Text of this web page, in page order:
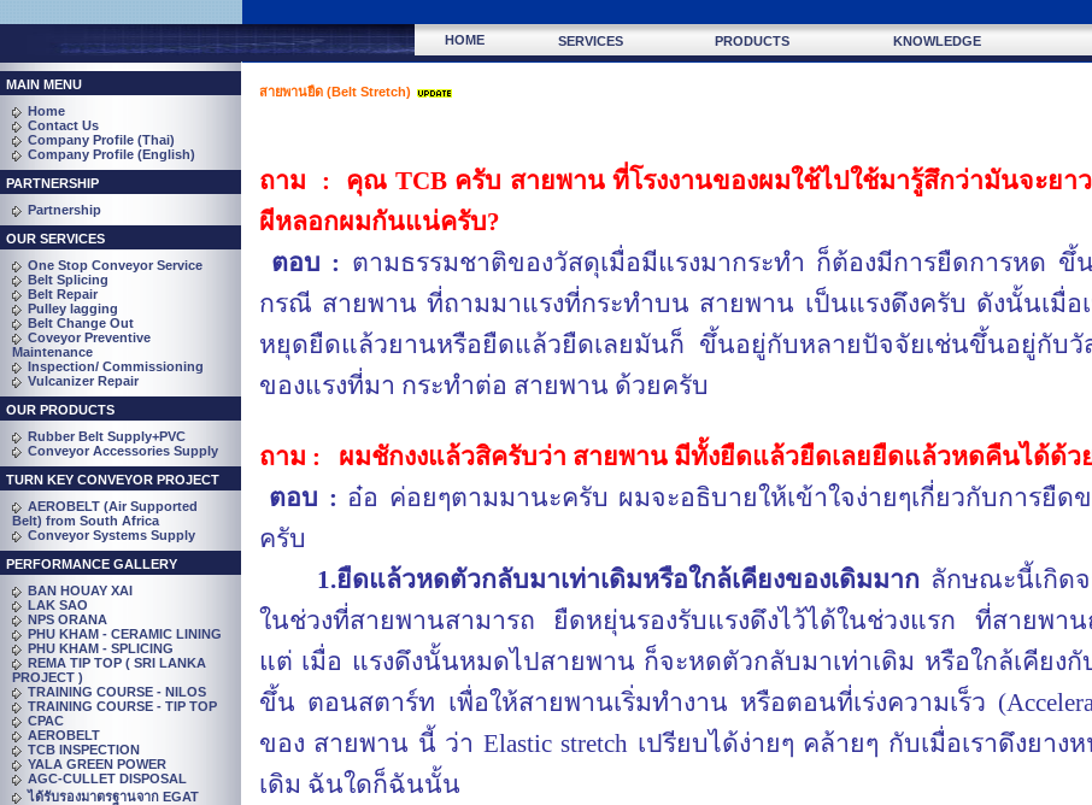
HOME SERVICES PRODUCTS KNOWLEDGE
MAIN MENU
Home
Contact Us
Company Profile (Thai)
Company Profile (English)
PARTNERSHIP
Partnership
OUR SERVICES
One Stop Conveyor Service
Belt Splicing
Belt Repair
Pulley lagging
Belt Change Out
Coveyor Preventive
Maintenance
Inspection/ Commissioning
Vulcanizer Repair
OUR PRODUCTS
Rubber Belt Supply+PVC
Conveyor Accessories Supply
TURN KEY CONVEYOR PROJECT
AEROBELT (Air Supported
Belt) from South Africa
Conveyor Systems Supply
PERFORMANCE GALLERY
BAN HOUAY XAI
LAK SAO
NPS ORANA
PHU KHAM - CERAMIC LINING
PHU KHAM - SPLICING
REMA TIP TOP ( SRI LANKA
PROJECT )
TRAINING COURSE - NILOS
TRAINING COURSE - TIP TOP
CPAC
AEROBELT
TCB INSPECTION
YALA GREEN POWER
AGC-CULLET DISPOSAL
ได้รับรองมาตรฐานจาก EGAT
สายพานยืด (Belt Stretch)
ถาม : คุณ TCBครับ สายพาน ที่โรงงานของผมใช้ไปใช้มารู้สึกว่ามันจะยา
ผีหลอกผมกันแน่ครับ?
ตอบ : ตามธรรมชาติของวัสดุเมื่อมีแรงมากระทำ ก็ต้องมีการยืดการหด ขึ้
กรณี สายพาน ที่ถามมาแรงที่กระทำบน สายพาน เป็นแรงดึงครับ ดังนั้นเมื่
หยุดยืดแล้วยานหรือยืดแล้วยืดเลยมันก็ ขึ้นอยู่กับหลายปัจจัยเช่นขึ้นอยู่กั
ของแรงที่มา กระทำต่อ สายพาน ด้วยครับ
ถาม : ผมชักงงแล้วสิครับว่า สายพาน มีทั้งยืดแล้วยืดเลยยืดแล้วหดคืนได้ด้ว
ตอบ : อ๋อ ค่อยๆตามมานะครับ ผมจะอธิบายให้เข้าใจง่ายๆเกี่ยวกับการ
ครับ
1.ยืดแล้วหดตัวกลับมาเท่าเดิมหรือใกล้เคียงของเดิมมาก ลักษณะนี้เกิด
ในช่วงที่สายพานสามารถ ยืดหยุ่นรองรับแรงดึงไว้ได้ในช่วงแรก ที่สายพา
แต่ เมื่อ แรงดึงนั้นหมดไปสายพาน ก็จะหดตัวกลับมาเท่าเดิม หรือใกล้เคียง
ขึ้น ตอนสตาร์ท เพื่อให้สายพานเริ่มทำงาน หรือตอนที่เร่งความเร็ว (
ของ สายพาน นี้ ว่า Elastic stretch เปรียบได้ง่ายๆ คล้ายๆ กับเมื่อเราดึงย
เดิม ฉันใดก็ฉันนั้น